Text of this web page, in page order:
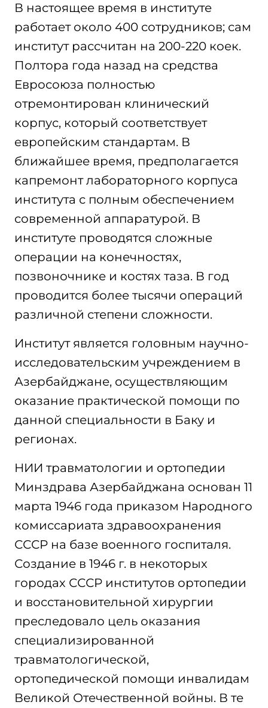
В настоящее время в институте
работает около 400 сотрудников; сам
институт рассчитан на 200-220 коек.
Полтора года назад на средства
Евросоюза полностью
отремонтирован клинический
корпус, который соответствует
европейским стандартам. В
ближайшее время, предполагается
капремонт лабораторного корпуса
института с полным обеспечением
современной аппаратурой. В
институте проводятся сложные
операции на конечностях,
позвоночнике и костях таза. В год
проводится более тысячи операций
различной степени сложности.
Институт является головным научно-
исследовательским учреждением в
Азербайджане, осуществляющим
оказание практической помощи по
данной специальности в Баку и
регионах.
НИИ травматологии и ортопедии
Минздрава Азербайджана основан 11
марта 1946 года приказом Народного
комиссариата здравоохранения
СССР на базе военного госпиталя.
Создание в 1946 г. в некоторых
городах СССР институтов ортопедии
и восстановительной хирургии
преследовало цель оказания
специализированной
травматологической,
ортопедической помощи инвалидам
Великой Отечественной войны. В те